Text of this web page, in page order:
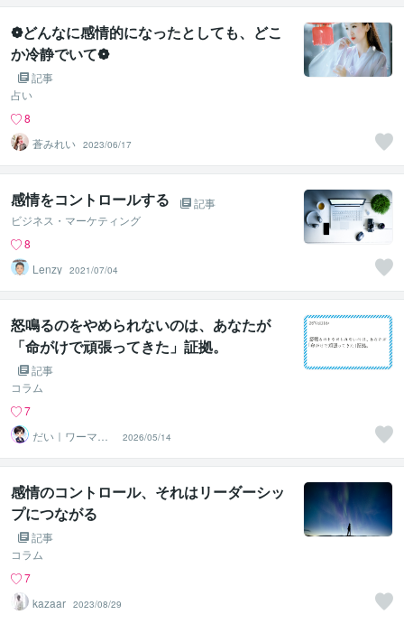
❁どんなに感情的になったとしても、どこ
か冷静でいて❁
記事
占い
8
蒼みれい 2023/06/17
感情をコントロールする
記事
ビジネス・マーケティング
8
Lenzy 2021/07/04
怒鳴るのをやめられないのは、あなたが
「命がけで頑張ってきた」証拠。
記事
コラム
7
だい｜ワーママ
専門｜0から見直
す本音人生
2026/05/14
感情のコントロール、それはリーダーシッ
プにつながる
記事
コラム
7
kazaar 2023/08/29